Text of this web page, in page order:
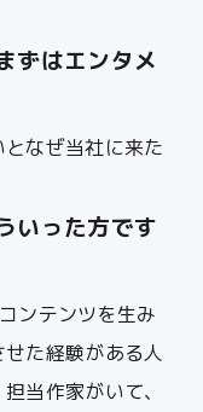
ずはエンタメ
なぜ当社に来た
いった方です
ンテンツを生み
た経験がある人
当作家がいて、